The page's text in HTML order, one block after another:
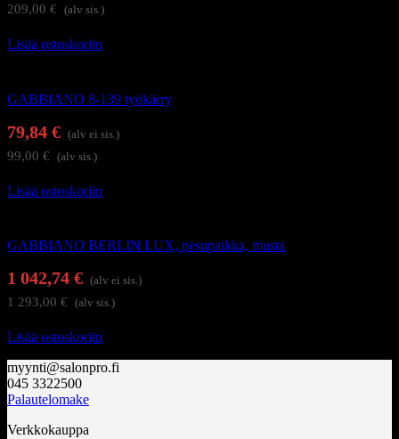
209,00 € (alv sis.)
Lisää ostoskoriin
GABBIANO 8-139 työkärry
79,84 € (alv ei sis.)
99,00 € (alv sis.)
Lisää ostoskoriin
GABBIANO BERLIN LUX, pesupaikka, musta
1 042,74 € (alv ei sis.)
1 293,00 € (alv sis.)
Lisää ostoskoriin
myynti@salonpro.fi
045 3322500
Palautelomake
Verkkokauppa